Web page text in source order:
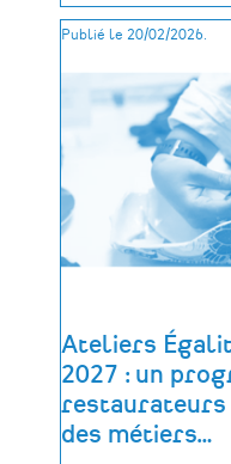
:
coup
sur
les
projets
de
la
nouvelle
Publié le 20/02/2026.
Ateliers
2027 : un
restaurateurs
des métiers…